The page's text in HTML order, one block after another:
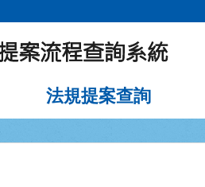
法規提案查詢